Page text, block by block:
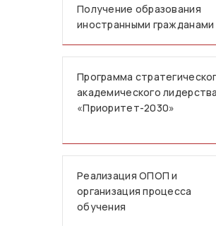
Получение образования
иностранными гражданами
Программа
академического лидерства
«Приоритет-2030»
Реализация ОПОП и
организация процесса
обучения